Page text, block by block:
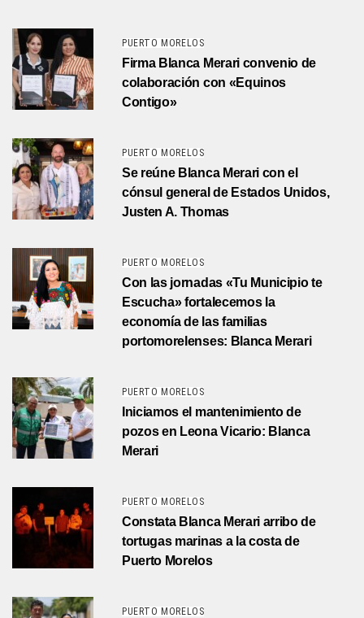
PUERTO MORELOS
Firma Blanca Merari convenio de
colaboración con «Equinos
Contigo»
PUERTO MORELOS
Se reúne Blanca Merari con el
cónsul general de Estados Unidos,
Justen A. Thomas
PUERTO MORELOS
Con las jornadas «Tu Municipio te
Escucha» fortalecemos la
economía de las familias
portomorelenses: Blanca Merari
PUERTO MORELOS
Iniciamos el mantenimiento de
pozos en Leona Vicario: Blanca
Merari
PUERTO MORELOS
Constata Blanca Merari arribo de
tortugas marinas a la costa de
Puerto Morelos
PUERTO MORELOS